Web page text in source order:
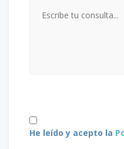
He leído y acepto la